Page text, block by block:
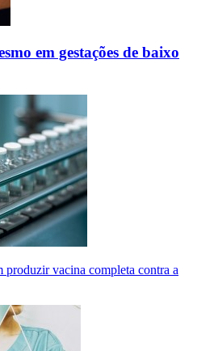
em gestações de baixo
produzir vacina completa contra a